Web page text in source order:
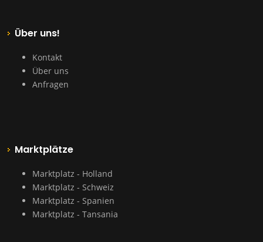
Über uns!
Kontakt
Über uns
Anfragen
Marktplätze
Marktplatz - Holland
Marktplatz - Schweiz
Marktplatz - Spanien
Marktplatz - Tansania